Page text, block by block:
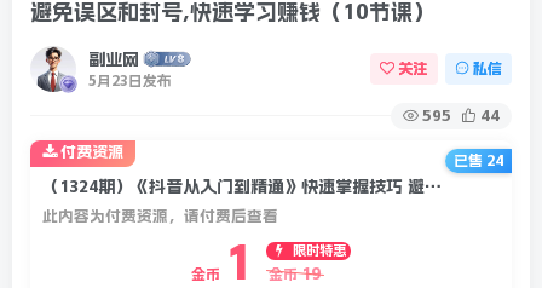
避免误区和封号,快速学习赚钱（10节课）
副业网
5月23日发布
关注 私信
595 44
（1324期）《抖音从入门到精通》快速掌握技巧 避免误区和封号,快速学习赚钱（10节课）
此内容为付费资源，请付费后查看
金币 1
限时特惠
金币 19
付费资源
已售 24